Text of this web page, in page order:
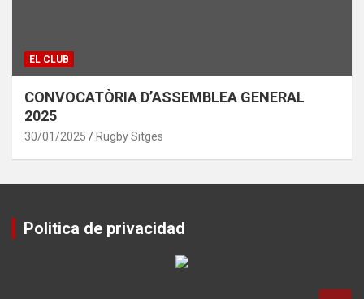
EL CLUB
CONVOCATÒRIA D’ASSEMBLEA GENERAL
2025
30/01/2025 Rugby Sitges
Politica de privacidad